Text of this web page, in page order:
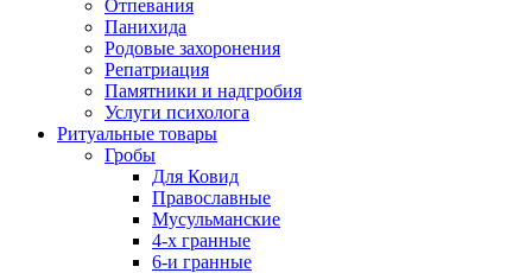
Отпевания
Панихида
Родовые захоронения
Репатриация
Памятники и надгробия
Услуги психолога
Ритуальные товары
Гробы
Для Ковид
Православные
Мусульманские
4-х гранные
6-и гранные